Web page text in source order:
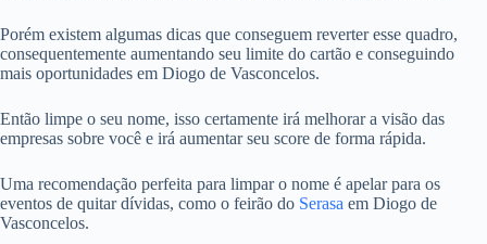
Porém existem algumas dicas que conseguem reverter esse quadro,
consequentemente aumentando seu limite do cartão e conseguindo
mais oportunidades em Diogo de Vasconcelos.
Então limpe o seu nome, isso certamente irá melhorar a visão das
empresas sobre você e irá aumentar seu score de forma rápida.
Uma recomendação perfeita para limpar o nome é apelar para os
eventos de quitar dívidas, como o feirão do Serasa em Diogo de
Vasconcelos.